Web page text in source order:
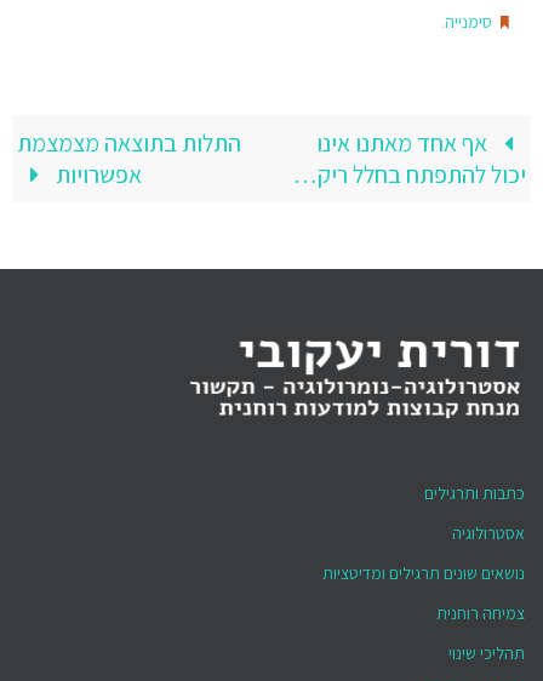
סימנייה.
אף אחד מאתנו אינו
יכול להתפתח בחלל ריק…
התלות בתוצאה מצמצמת
אפשרויות
כתבות ותרגילים
אסטרולוגיה
נושאים שונים תרגילים ומדיטציות
צמיחה רוחנית
תהליכי שינוי